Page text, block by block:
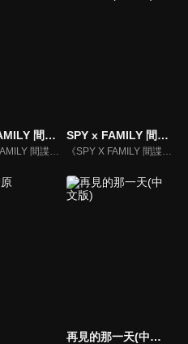
SPY x FAMILY 間諜家家酒
《SPY X FAMILY 間諜家家酒》動漫線上看。東國與西國，兩國之間已持續冷戰了十多年。隸屬於西國情報局對東課〈WISE〉的幹練間諜〈黃昏〉，被指派一項極機密任務，奉命接近威脅東西和平的危險人物，要刺探出東國國家統一黨黨魁──唐納文‧戴斯蒙德的戰爭計畫…
SPY x FAMILY 間諜家家酒(中文版)
《SPY X FAMILY 間諜家家酒》動漫線上看。東國與西國，兩國之間已持續冷戰了十多年。隸屬於西國情報局對東課〈WISE〉的幹練間諜〈黃昏〉，被指派一項極機密任務，奉命接近威脅東西和平的危險人物，要刺探出東國國家統一黨黨魁──唐納文‧戴斯蒙德的戰爭計畫…
再見的那一天(中文版)